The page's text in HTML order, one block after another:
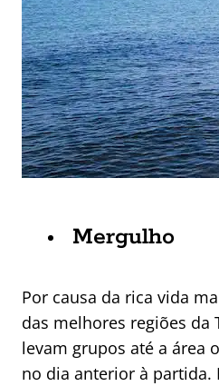
Mergulho
Por causa da rica vida
das melhores regiões da
levam grupos até a área
no dia anterior à partida.